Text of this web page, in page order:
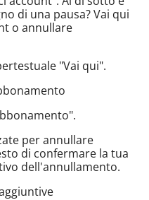
di una pausa? Vai qui
o annullare
"Vai qui".
per annullare
di confermare la tua
dell'annullamento.